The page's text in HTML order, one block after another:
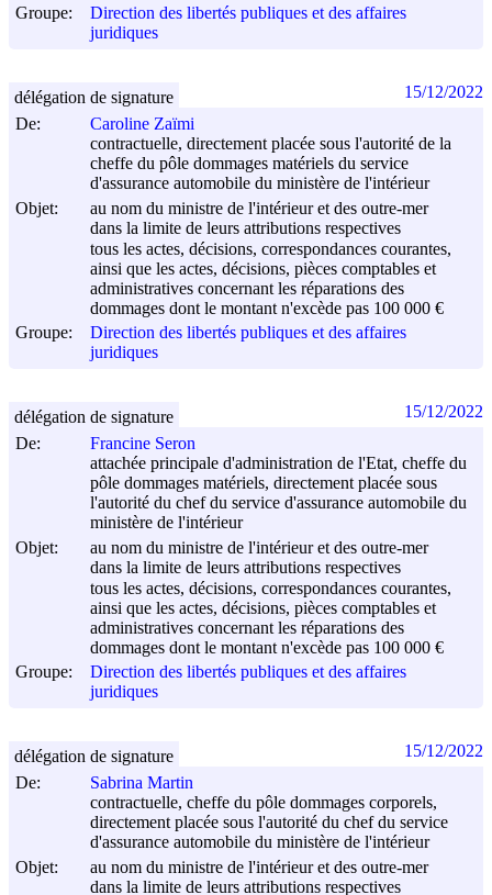
Groupe:
Direction des libertés publiques et des affaires
juridiques
De:
Caroline Zaïmi
contractuelle, directement placée sous l'autorité de la
cheffe du pôle dommages matériels du service
d'assurance automobile du ministère de l'intérieur
Objet:
au nom du ministre de l'intérieur et des outre-mer
dans la limite de leurs attributions respectives
tous les actes, décisions, correspondances courantes,
ainsi que les actes, décisions, pièces comptables et
administratives concernant les réparations des
dommages dont le montant n'excède pas 100 000 €
Groupe:
Direction des libertés publiques et des affaires
juridiques
délégation de signature 15/12/2022
De:
Francine Seron
attachée principale d'administration de l'Etat, cheffe du
pôle dommages matériels, directement placée sous
l'autorité du chef du service d'assurance automobile du
ministère de l'intérieur
Objet:
au nom du ministre de l'intérieur et des outre-mer
dans la limite de leurs attributions respectives
tous les actes, décisions, correspondances courantes,
ainsi que les actes, décisions, pièces comptables et
administratives concernant les réparations des
dommages dont le montant n'excède pas 100 000 €
Groupe:
Direction des libertés publiques et des affaires
juridiques
délégation de signature 15/12/2022
De:
Sabrina Martin
contractuelle, cheffe du pôle dommages corporels,
directement placée sous l'autorité du chef du service
d'assurance automobile du ministère de l'intérieur
Objet:
au nom du ministre de l'intérieur et des outre-mer
dans la limite de leurs attributions respectives
délégation de signature 15/12/2022